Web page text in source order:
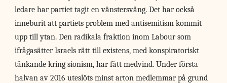
ledare har partiet tagit en vänstersväng. Det har också
inneburit att partiets problem med antisemitism kommit
upp till ytan. Den radikala fraktion inom Labour som
ifrågasätter Israels rätt till existens, med konspiratoriskt
tänkande kring sionism, har fått medvind. Under första
halvan av 2016 uteslöts minst arton medlemmar på grund